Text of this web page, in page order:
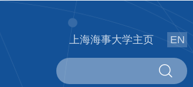
上海海事大学主页 EN